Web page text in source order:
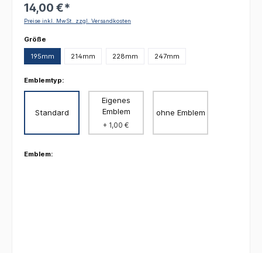
14,00 €*
Preise inkl. MwSt. zzgl. Versandkosten
Größe
195mm 214mm 228mm 247mm
Emblemtyp:
Standard
Eigenes
Emblem
+ 1,00 €
ohne Emblem
Emblem: